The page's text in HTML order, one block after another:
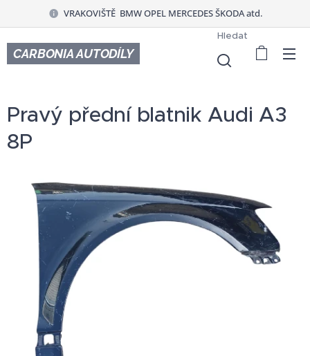
VRAKOVIŠTĚ BMW OPEL MERCEDES ŠKODA atd.
CARBONIA AUTODÍLY
Hledat
Pravý přední blatnik Audi A3
8P